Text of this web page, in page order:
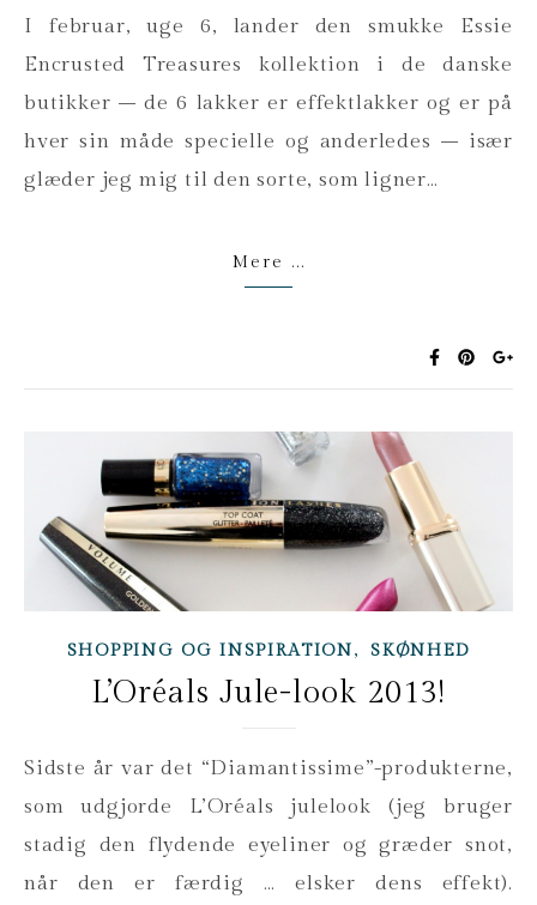
I februar, uge 6, lander den smukke Essie
Encrusted Treasures kollektion i de danske
butikker – de 6 lakker er effektlakker og er på
hver sin måde specielle og anderledes – især
glæder jeg mig til den sorte, som ligner…
Mere ...
SHOPPING OG INSPIRATION,SKØNHED
L’Oréals Jule-look 2013!
Sidste år var det “Diamantissime”-produkterne,
som udgjorde L’Oréals julelook (jeg bruger
stadig den flydende eyeliner og græder snot,
når den er færdig … elsker dens effekt).